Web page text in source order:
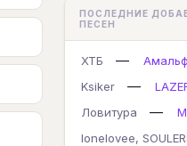
ПОСЛЕДНИЕ
ПЕСЕН
ХТБ —
Ksiker
—
Ловитура
—
lonelovee,